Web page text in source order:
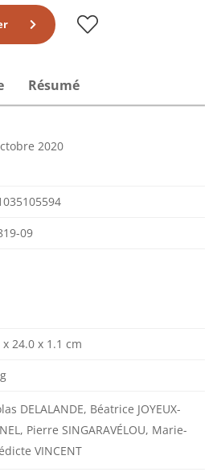
Résumé
2020
09
x 24.0 x 1.1 cm
DELALANDE, Béatrice JOYEUX-
Pierre SINGARAVÉLOU, Marie-
VINCENT